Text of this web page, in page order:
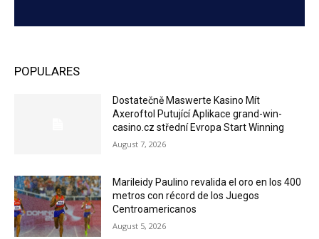
POPULARES
Dostatečně Maswerte Kasino Mít
Axeroftol Putující Aplikace grand-win-
casino.cz střední Evropa Start Winning
August 7, 2026
Marileidy Paulino revalida el oro en los 400
metros con récord de los Juegos
Centroamericanos
August 5, 2026